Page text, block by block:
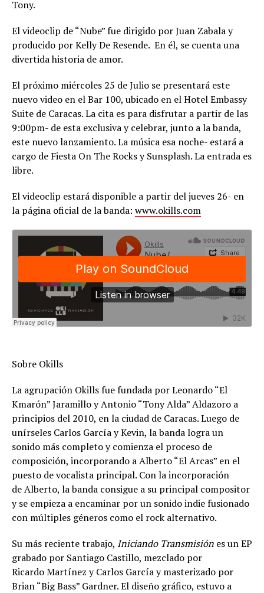
Tony.
El videoclip de “Nube” fue dirigido por Juan Zabala y
producido por Kelly De Resende. En él, se cuenta una
divertida historia de amor.
El próximo miércoles 25 de Julio se presentará este
nuevo video en el Bar 100, ubicado en el Hotel Embassy
Suite de Caracas. La cita es para disfrutar a partir de las
9:00pm- de esta exclusiva y celebrar, junto a la banda,
este nuevo lanzamiento. La música esa noche- estará a
cargo de Fiesta On The Rocks y Sunsplash. La entrada es
libre.
El videoclip estará disponible a partir del jueves 26- en
la página oficial de la banda: www.okills.com
Sobre Okills
La agrupación Okills fue fundada por Leonardo “El
Kmarón” Jaramillo y Antonio “Tony Alda” Aldazoro a
principios del 2010, en la ciudad de Caracas. Luego de
unírseles Carlos García y Kevin, la banda logra un
sonido más completo y comienza el proceso de
composición, incorporando a Alberto “El Arcas” en el
puesto de vocalista principal. Con la incorporación
de Alberto, la banda consigue a su principal compositor
y se empieza a encaminar por un sonido indie fusionado
con múltiples géneros como el rock alternativo.
Su más reciente trabajo, Iniciando Transmisión es un EP
grabado por Santiago Castillo, mezclado por
Ricardo Martínez y Carlos García y masterizado por
Brian “Big Bass” Gardner. El diseño gráfico, estuvo a